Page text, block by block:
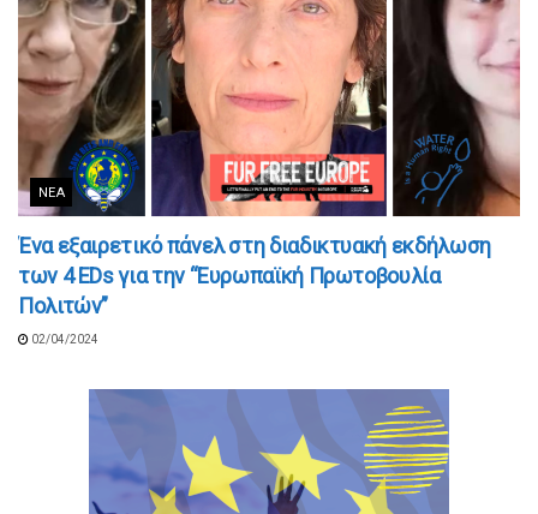
ΝΈΑ
Ένα εξαιρετικό πάνελ στη διαδικτυακή εκδήλωση
των 4 EDs για την “Ευρωπαϊκή Πρωτοβουλία
Πολιτών”
02/04/2024